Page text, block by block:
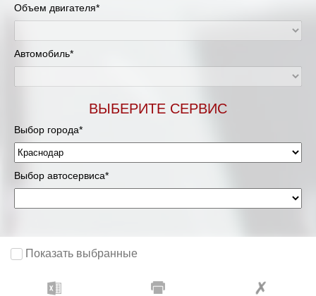
Объем двигателя*
Автомобиль*
ВЫБЕРИТЕ СЕРВИС
Выбор города*
Выбор автосервиса*
Показать выбранные